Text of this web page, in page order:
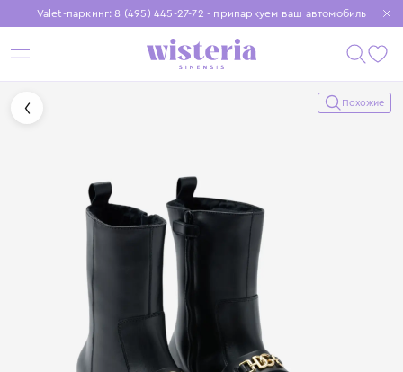
Valet-паркинг: 8 (495) 445-27-72 - припаркуем ваш автомобиль
Бесплатная доставка при заказе от 15 000 ₽
Установите приложение, чтобы покупки были еще удобнее
Похожие